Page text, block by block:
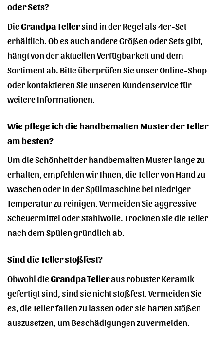
oder Sets?
DieGrandpa Tellersind in der Regel als 4er-Set
erhältlich. Ob es auch andere Größen oder Sets gibt,
hängt von der aktuellen Verfügbarkeit und dem
Sortiment ab. Bitte überprüfen Sie unser Online-Shop
oder kontaktieren Sie unseren Kundenservice für
weitere Informationen.
Wie pflege ich die handbemalten Muster der Teller
am besten?
Um die Schönheit der handbemalten Muster lange zu
erhalten, empfehlen wir Ihnen, die Teller von Hand zu
waschen oder in der Spülmaschine bei niedriger
Temperatur zu reinigen. Vermeiden Sie aggressive
Scheuermittel oder Stahlwolle. Trocknen Sie die Teller
nach dem Spülen gründlich ab.
Sind die Teller stoßfest?
Obwohl dieGrandpa Telleraus robuster Keramik
gefertigt sind, sind sie nicht stoßfest. Vermeiden Sie
es, die Teller fallen zu lassen oder sie harten Stößen
auszusetzen, um Beschädigungen zu vermeiden.